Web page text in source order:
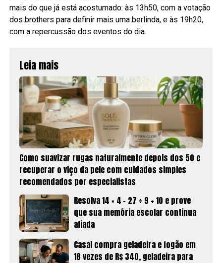
mais do que já está acostumado: às 13h50, com a votação
dos brothers para definir mais uma berlinda, e às 19h20,
com a repercussão dos eventos do dia.
Leia mais
Como suavizar rugas naturalmente depois dos 50 e
recuperar o viço da pele com cuidados simples
recomendados por especialistas
Resolva 14 × 4 − 27 ÷ 9 + 10 e prove
que sua memória escolar continua
afiada
Casal compra geladeira e fogão em
18 vezes de R$ 340, geladeira para